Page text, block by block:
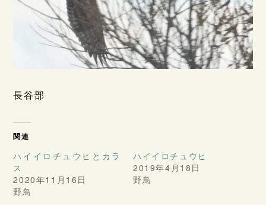
長谷部
関連
ハイイロチュウヒとカラ
ス
2020年11月16日
野鳥
ハイイロチュウヒ
2019年4月18日
野鳥